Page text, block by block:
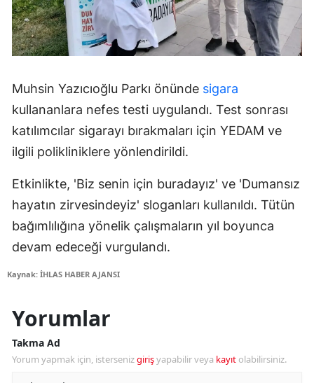
Muhsin Yazıcıoğlu Parkı önünde sigara
kullananlara nefes testi uygulandı. Test sonrası
katılımcılar sigarayı bırakmaları için YEDAM ve
ilgili polikliniklere yönlendirildi.
Etkinlikte, 'Biz senin için buradayız' ve 'Dumansız
hayatın zirvesindeyiz' sloganları kullanıldı. Tütün
bağımlılığına yönelik çalışmaların yıl boyunca
devam edeceği vurgulandı.
Kaynak: İHLAS HABER AJANSI
Yorumlar
Takma Ad
Yorum yapmak için, istersenizgirişyapabilir veya kayıt olabilirsiniz.